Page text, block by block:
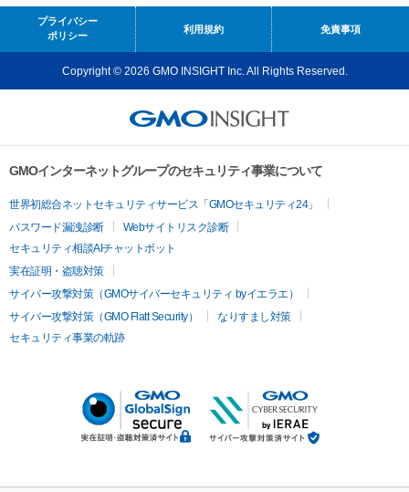
プライバシー
ポリシー
利用規約 免責事項
Copyright © 2026 GMO INSIGHT Inc. All Rights Reserved.
GMOインターネットグループのセキュリティ事業について
世界初総合ネットセキュリティサービス「GMOセキュリティ24」
パスワード漏洩診断
Webサイトリスク診断
セキュリティ相談AIチャットボット
実在証明・盗聴対策
サイバー攻撃対策（GMOサイバーセキュリティ byイエラエ）
サイバー攻撃対策（GMO Flatt Security）
なりすまし対策
セキュリティ事業の軌跡